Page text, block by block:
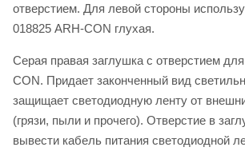
отверстием. Для левой стороны
018825 ARH-CON глухая.
Серая правая заглушка с отверстием
CON. Придает законченный вид
защищает светодиодную ленту от
(грязи, пыли и прочего). Отверстие в
вывести кабель питания светодиодной